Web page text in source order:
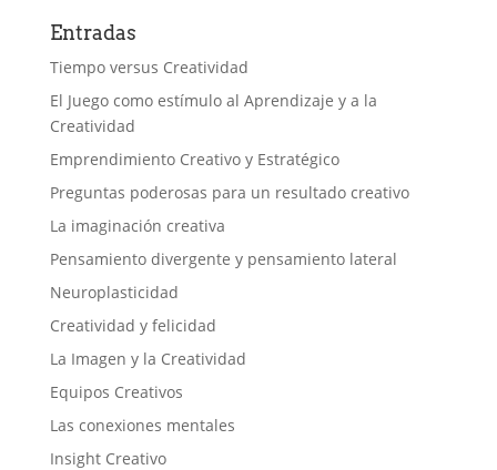
Entradas
Tiempo versus Creatividad
El Juego como estímulo al Aprendizaje y a la
Creatividad
Emprendimiento Creativo y Estratégico
Preguntas poderosas para un resultado creativo
La imaginación creativa
Pensamiento divergente y pensamiento lateral
Neuroplasticidad
Creatividad y felicidad
La Imagen y la Creatividad
Equipos Creativos
Las conexiones mentales
Insight Creativo